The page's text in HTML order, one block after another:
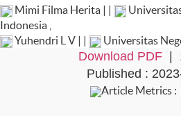
Mimi Filma Herita | |
Indonesia
Yuhendri L V | |
Universitas
Download PDF |
Published :
Article Metrics :